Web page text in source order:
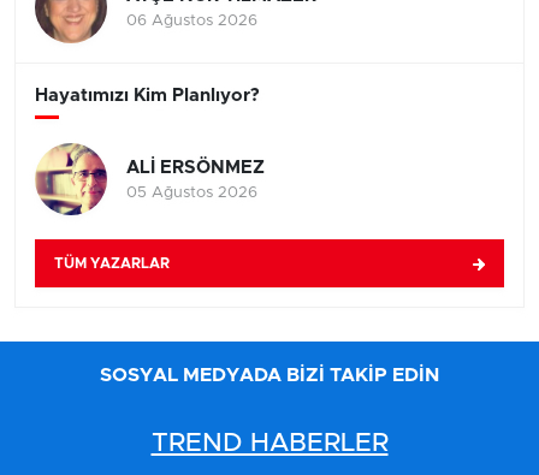
06 Ağustos 2026
Hayatımızı Kim Planlıyor?
ALİ ERSÖNMEZ
05 Ağustos 2026
TÜM YAZARLAR
SOSYAL MEDYADA BİZİ TAKİP EDİN
TREND HABERLER